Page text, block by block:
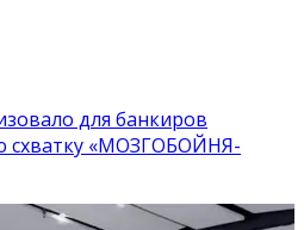
для банкиров
схватку «МОЗГОБОЙНЯ-